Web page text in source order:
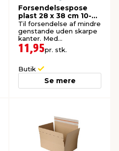
Forsendelsespose
plast 28 x 38 cm 10-
pk.
Til forsendelse af mindre
genstande uden skarpe
kanter. Med
selvlukkende klæbeflap.
11,95pr. stk.
Butik
Se mere